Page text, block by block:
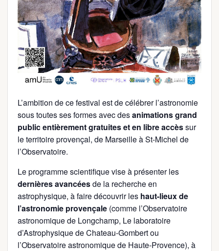
L’ambition de ce festival est de célébrer l’astronomie
sous toutes ses formes avec desanimations grand
public entièrement gratuites et en libre accèssur
le territoire provençal, de Marseille à St-Michel de
l’Observatoire.
Le programme scientifique vise à présenter les
dernières avancéesde la recherche en
astrophysique, à faire découvrir les haut-lieux de
l’astronomie provençale (comme l’Observatoire
astronomique de Longchamp, Le laboratoire
d’Astrophysique de Chateau-Gombert ou
l’Observatoire astronomique de Haute-Provence), à